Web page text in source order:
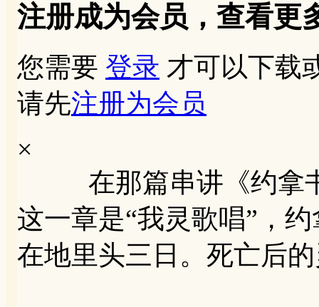
注册成为会员，查看更
您需要 登录 才可以下载
请先注册为会员
×
在那篇串讲《约拿书
这一章是“我灵歌唱”，
在地里头三日。死亡后